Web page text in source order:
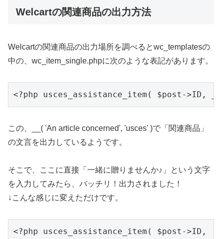
Welcartの関連商品の出力方法
Welcartの関連商品の出力場所を調べるとwc_templatesの
中の、wc_item_single.phpに次のような表記があります。
<?php usces_assistance_item( $post-
この、__( 'An article concerned', 'usces' )で「関連商品」
の文言を出力しているようです。
そこで、ここに直接「一緒に贈りませんか♪」という文字
を入力してみたら、バッチリ！出力されました！
↓こんな感じに変えただけです。
<?php usces_assistance_item( $post->ID, '一